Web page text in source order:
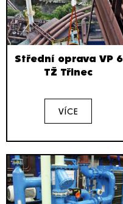
Střední oprava VP 6
TŽ Třinec
VÍCE